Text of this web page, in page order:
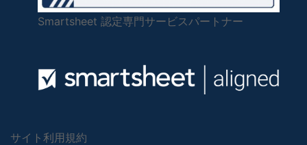
Smartsheet 認定専門サービスパートナー
サイト利用規約